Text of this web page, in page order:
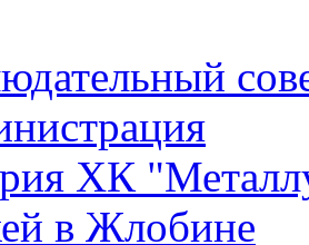
ХК
в Жлобине